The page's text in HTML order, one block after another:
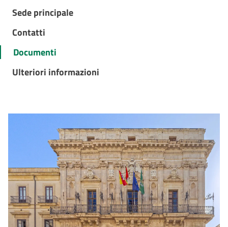
Sede principale
Contatti
Documenti
Ulteriori informazioni